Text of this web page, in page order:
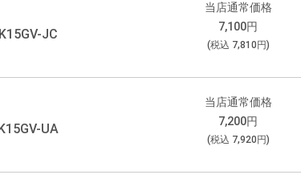
JC
当店通常価格
7,100円
(税込 7,810 円)
UA
当店通常価格
7,200円
(税込 7,920 円)